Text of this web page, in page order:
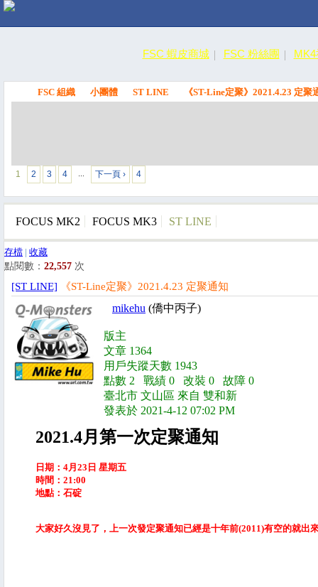
FSC 蝦皮商城 FSC 粉絲團
FSC 組織 小團體 ST LINE 《ST-Line定聚》2021.4.23 定聚
1 2 3 4 … 下一頁 › 4
FOCUS MK2 FOCUS MK3 ST LINE
存檔 | 收藏
點閱數： 22,557 次
[ST LINE] 《ST-Line定聚》2021.4.23 定聚通知
mikehu (僑中丙子)
版主
文章 1364
用戶失蹤天數 1943
點數 2 戰績 0 改裝 0 故障 0
臺北市 文山區 來自 雙和新
發表於 2021-4-12 07:02 PM
2021.4月第一次定聚通知
日期：4月23日 星期五
時間：21:00
地點：石碇
大家好久沒見了，上一次發定聚通知已經是十年前(2011)有空的就出